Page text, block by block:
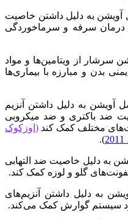
به دلیل داشتن خاصیت
درمان سرفه و سرماخوردگی
سرشار از ویتامین‌ها و مواد
بدن و مبارزه با بیماری‌ها
آویشن به دلیل داشتن آنزیم
ضد باکتری و ضد میکروبی
مختلف کمک کند ( اوزکوک
).
به دلیل خاصیت ضد التهابی
گلو و لوزه کمک کند.
به دلیل داشتن آنزیم‌های
سیستم گوارش کمک می‌کند.